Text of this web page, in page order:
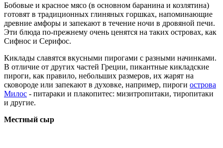
Бобовые и красное мясо (в основном баранина и козлятина)
готовят в традиционных глиняных горшках, напоминающие
древние амфоры и запекают в течение ночи в дровяной печи.
Эти блюда по-прежнему очень ценятся на таких островах, как
Сифнос и Серифос.
Киклады славятся вкусными пирогами с разными начинками.
В отличие от других частей Греции, пикантные кикладские
пироги, как правило, небольших размеров, их жарят на
сковороде или запекают в духовке, например, пироги острова
Милос - питараки и плакопитес: мизитропитаки, тиропитаки
и другие.
Местный сыр